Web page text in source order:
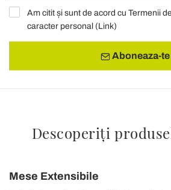
Am citit și sunt de acord cu Termenii
caracter personal (Link)
Aboneaza-te
Descoperiți
Mese Extensibile